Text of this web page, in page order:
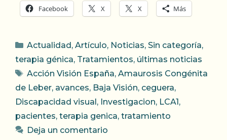
Facebook X X Más
Categorías
Actualidad , Artículo, Noticias, Sin categoría,
terapia génica, Tratamientos, últimas noticias
Etiquetas
Acción Visión España, Amaurosis Congénita
de Leber, avances, Baja Visión, ceguera,
Discapacidad visual , Investigacion, LCA1 ,
pacientes, terapia genica, tratamiento
Deja un comentario